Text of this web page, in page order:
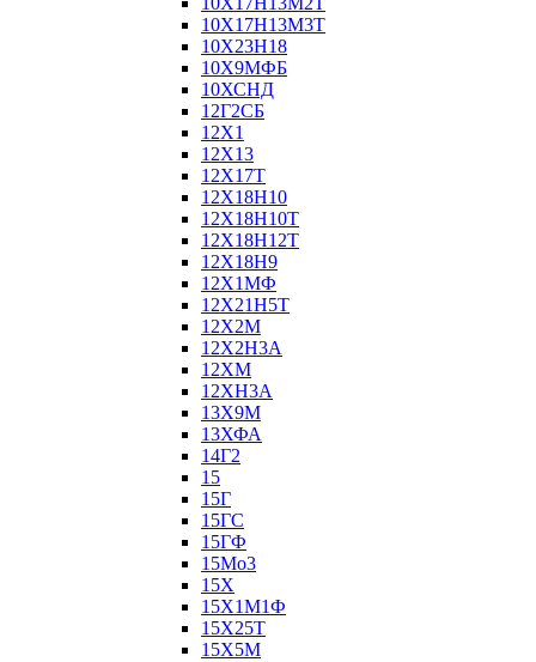
10Х17Н13М3Т
10Х23Н18
10Х9МФБ
10ХСНД
12Г2СБ
12Х1
12Х13
12Х17Т
12Х18Н10
12Х18Н10Т
12Х18Н12Т
12Х18Н9
12Х1МФ
12Х21Н5Т
12Х2М
12Х2Н3А
12ХМ
12ХН3А
13Х9М
13ХФА
14Г2
15
15Г
15ГС
15ГФ
15Мо3
15Х
15Х1М1Ф
15Х25Т
15Х5М